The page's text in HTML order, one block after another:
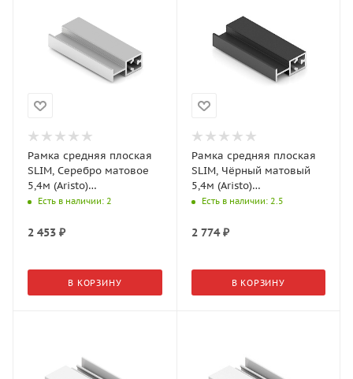
Рамка средняя плоская
SLIM, Серебро матовое
5,4м (Aristo)
AV0700.VP540.SLMAN.CJ
Есть в наличии: 2
2 453 ₽
В КОРЗИНУ
Рамка средняя плоская
SLIM, Чёрный матовый
5,4м (Aristo)
AV0700.VP540.BKSPC.CJ
Есть в наличии: 2.5
2 774₽
В КОРЗИНУ